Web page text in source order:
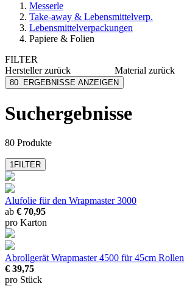
Messerle
Take-away & Lebensmittelverp.
Lebensmittelverpackungen
Papiere & Folien
FILTER
Herstellerzurück
AsahiKASEI
Compac CP
Duni eco echo
mehr anzeigen
Material zurück
Aluminium
80 ERGEBNISSE ANZEIGEN
Suchergebnisse
80 Produkte
1FILTER
Alufolie für den Wrapmaster 3000
ab € 70,95
pro Karton
Abrollgerät Wrapmaster 4500 für 45cm Rollen
€ 39,75
pro Stück